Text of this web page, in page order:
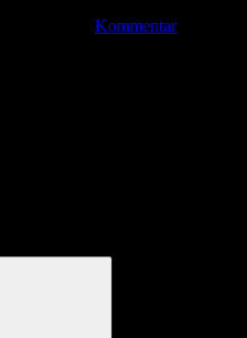
Kommentar